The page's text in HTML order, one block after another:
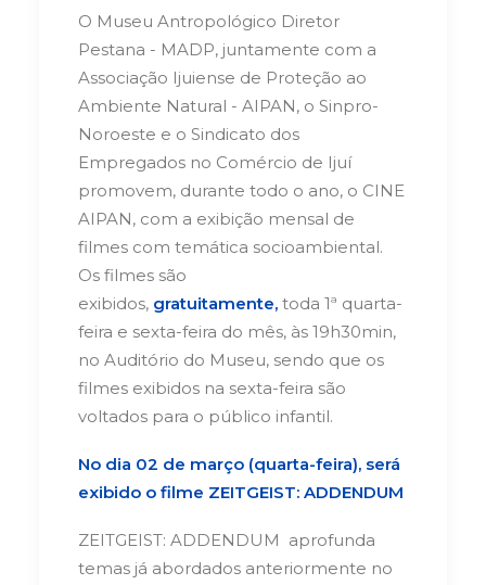
O Museu Antropológico Diretor
Pestana - MADP, juntamente com a
Associação Ijuiense de Proteção ao
Ambiente Natural - AIPAN, o Sinpro-
Noroeste e o Sindicato dos
Empregados no Comércio de Ijuí
promovem, durante todo o ano, o CINE
AIPAN, com a exibição mensal de
filmes com temática socioambiental.
Os filmes são
exibidos, gratuitamente, toda 1ª quarta-
feira e sexta-feira do mês, às 19h30min,
no Auditório do Museu, sendo que os
filmes exibidos na sexta-feira são
voltados para o público infantil.
No dia 02 de março (quarta-feira), será
exibido o filme ZEITGEIST: ADDENDUM
ZEITGEIST: ADDENDUM aprofunda
temas já abordados anteriormente no